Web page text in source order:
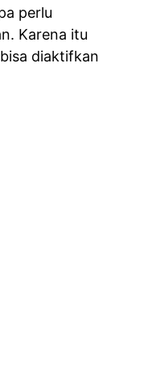
perlu
Karena itu
diaktifkan